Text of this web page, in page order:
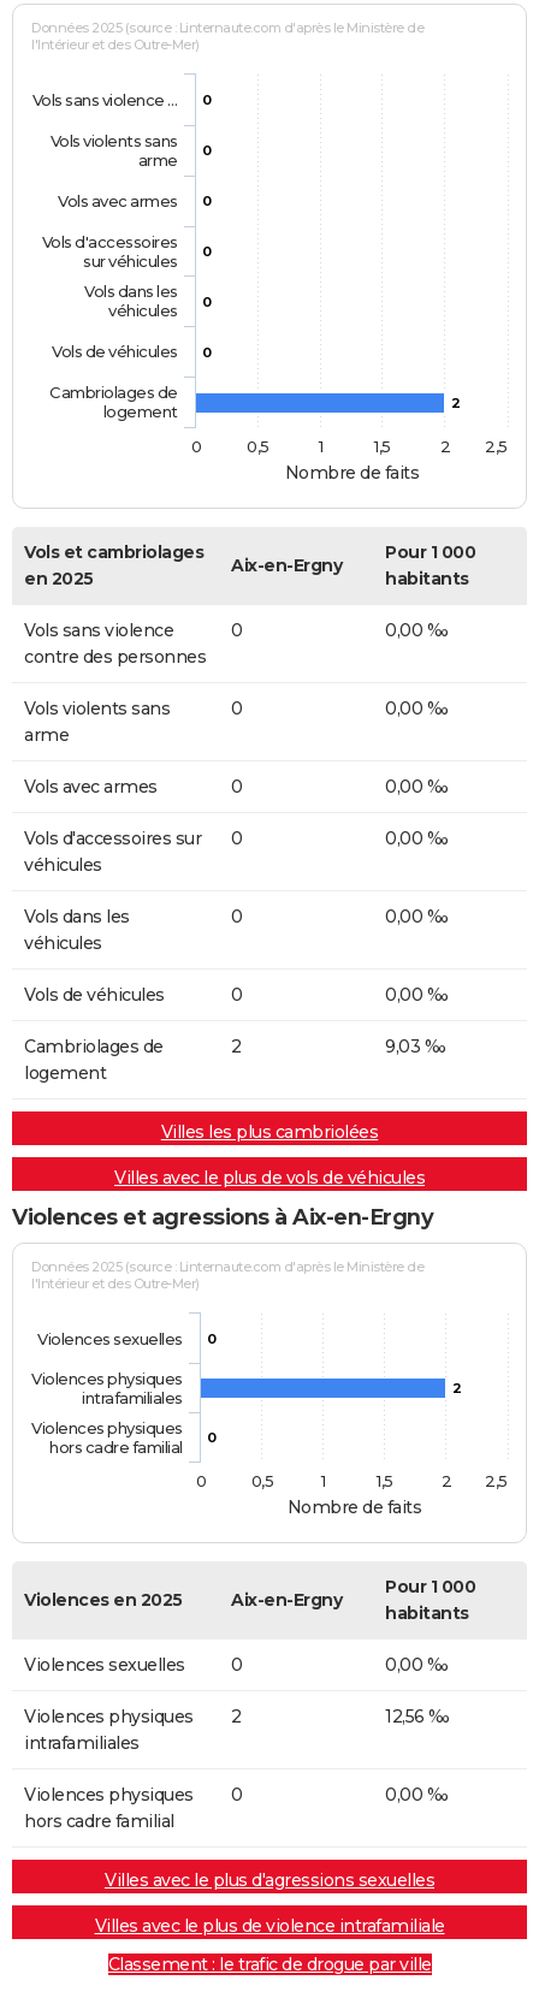
Nombre de faits
Données 2025 (source : Linternaute.com d'après le Ministère de
l'Intérieur et des Outre-Mer)
0
0
0
0
0
0
2
Vols sans violence …
Vols violents sans
arme
Vols avec armes
Vols d'accessoires
sur véhicules
Vols dans les
véhicules
Vols de véhicules
Cambriolages de
logement
0
0,5 1 1,5 2 2,5
Vols et cambriolages
en 2025
Aix-en-Ergny
Pour 1 000
habitants
Vols sans violence
contre des personnes
0 0,00 ‰
Vols violents sans
arme
0 0,00 ‰
Vols avec armes 0 0,00 ‰
Vols d'accessoires sur
véhicules
0 0,00 ‰
Vols dans les
véhicules
0 0,00 ‰
Vols de véhicules 0 0,00 ‰
Cambriolages de
logement
2 9,03 ‰
Villes les plus cambriolées
Villes avec le plus de vols de véhicules
Violences et agressions à Aix-en-Ergny
Nombre de faits
Données 2025 (source : Linternaute.com d'après le Ministère de
l'Intérieur et des Outre-Mer)
0
2
0
Violences sexuelles
Violences physiques
intrafamiliales
Violences physiques
hors cadre familial
0
0,5 1 1,5 2 2,5
Violences en 2025 Aix-en-Ergny
Pour 1 000
habitants
Violences sexuelles 0 0,00 ‰
Violences physiques
intrafamiliales
2 12,56 ‰
Violences physiques
hors cadre familial
0 0,00 ‰
Villes avec le plus d'agressions sexuelles
Villes avec le plus de violence intrafamiliale
Classement : le trafic de drogue par ville